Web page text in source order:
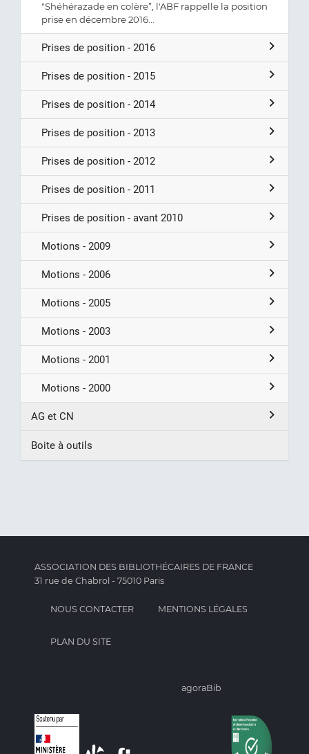
"Shéhérazade en colère”, l'ABF rappelle la position
prise en décembre 2016...
Prises de position - 2016
Prises de position - 2015
Prises de position - 2014
Prises de position - 2013
Prises de position - 2012
Prises de position - 2011
Prises de position - avant 2010
Motions - 2009
Motions - 2006
Motions - 2005
Motions - 2003
Motions - 2001
Motions - 2000
AG et CN
Boite à outils
ASSOCIATION DES BIBLIOTHÉCAIRES DE FRANCE
31 rue de Chabrol - 75010 Paris
NOUS CONTACTER MENTIONS LÉGALES
PLAN DU SITE
agoraBib